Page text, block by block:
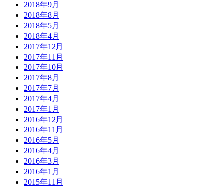
2018年9月
2018年8月
2018年5月
2018年4月
2017年12月
2017年11月
2017年10月
2017年8月
2017年7月
2017年4月
2017年1月
2016年12月
2016年11月
2016年5月
2016年4月
2016年3月
2016年1月
2015年11月